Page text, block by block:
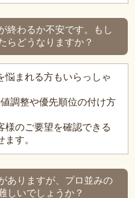
終わるか不安です。もし
らどうなりますか？
悩まれる方もいらっしゃ
調整や優先順位の付け方
様のご要望を確認できる
す。
ありますが、プロ並みの
しいでしょうか？